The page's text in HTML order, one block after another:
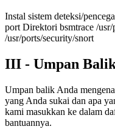
Instal sistem deteksi/
port Direktori bsmtrace /
/usr/ports/security/snort
III - Umpan
Umpan balik Anda
yang Anda sukai dan apa
kami masukkan ke dalam
bantuannya.